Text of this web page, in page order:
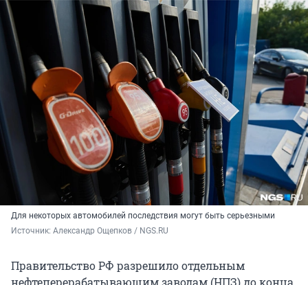
Для некоторых автомобилей последствия могут быть серьезными
Источник: Александр Ощепков / NGS.RU
Правительство РФ разрешило отдельным
нефтеперерабатывающим заводам (НПЗ) до конца